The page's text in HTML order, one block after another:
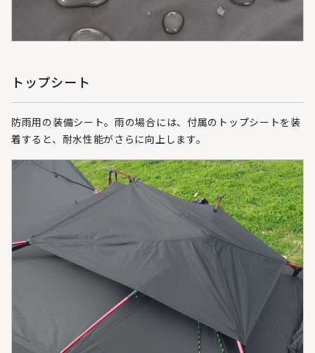
トップシート
防雨用の装備シート。雨の場合には、付属のトップシートを装
着すると、耐水性能がさらに向上します。